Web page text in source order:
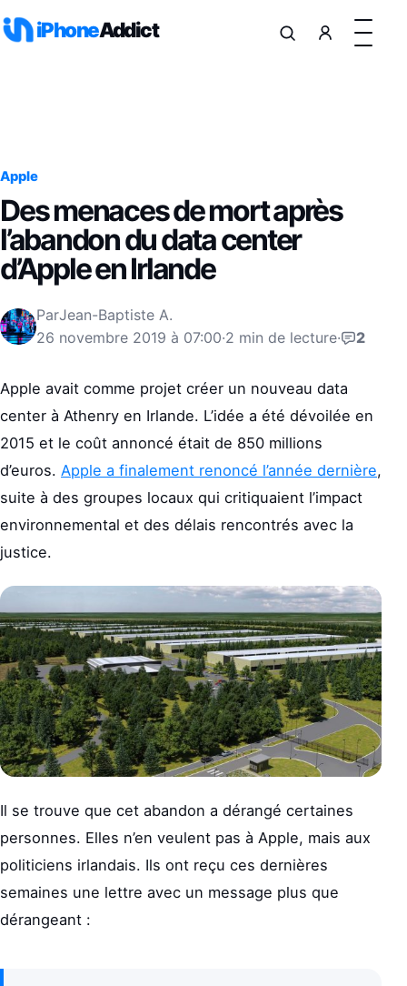
iPhoneAddict
Apple
Des menaces de mort après
l’abandon du data center
d’Apple en Irlande
ParJean-Baptiste A.
26 novembre 2019 à 07:00·2 min de lecture· 2
Apple avait comme projet créer un nouveau data
center à Athenry en Irlande. L’idée a été dévoilée en
2015 et le coût annoncé était de 850 millions
d’euros. Apple a finalement renoncé l’année dernière,
suite à des groupes locaux qui critiquaient l’impact
environnemental et des délais rencontrés avec la
justice.
Il se trouve que cet abandon a dérangé certaines
personnes. Elles n’en veulent pas à Apple, mais aux
politiciens irlandais. Ils ont reçu ces dernières
semaines une lettre avec un message plus que
dérangeant :